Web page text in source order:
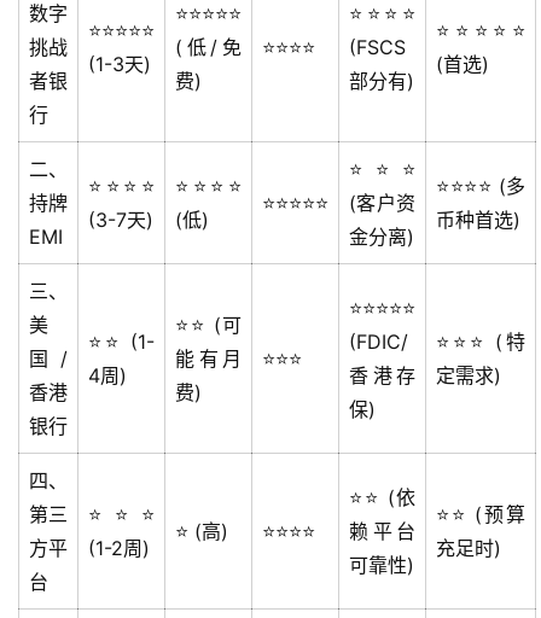
数字
挑战
者银
行
⭐⭐⭐⭐⭐
(1-3天)
⭐⭐⭐⭐⭐
(低/免
费)
⭐⭐⭐⭐
⭐⭐⭐⭐
(FSCS
部分有)
⭐⭐⭐⭐⭐
(首选)
二、
持牌
EMI
⭐⭐⭐⭐
(3-7天)
⭐⭐⭐⭐
(低)
⭐⭐⭐⭐⭐
⭐⭐⭐
(客户资
金分离)
⭐⭐⭐⭐ (多
币种首选)
三、
美
国/
香港
银行
⭐⭐ (1-
4周)
⭐⭐ (可
能有月
费)
⭐⭐⭐
⭐⭐⭐⭐⭐
(FDIC/
香港存
保)
⭐⭐⭐ (特
定需求)
四、
第三
方平
台
⭐⭐⭐
(1-2周)
⭐ (高) ⭐⭐⭐⭐
⭐⭐ (依
赖平台
可靠性)
⭐⭐ (预算
充足时)